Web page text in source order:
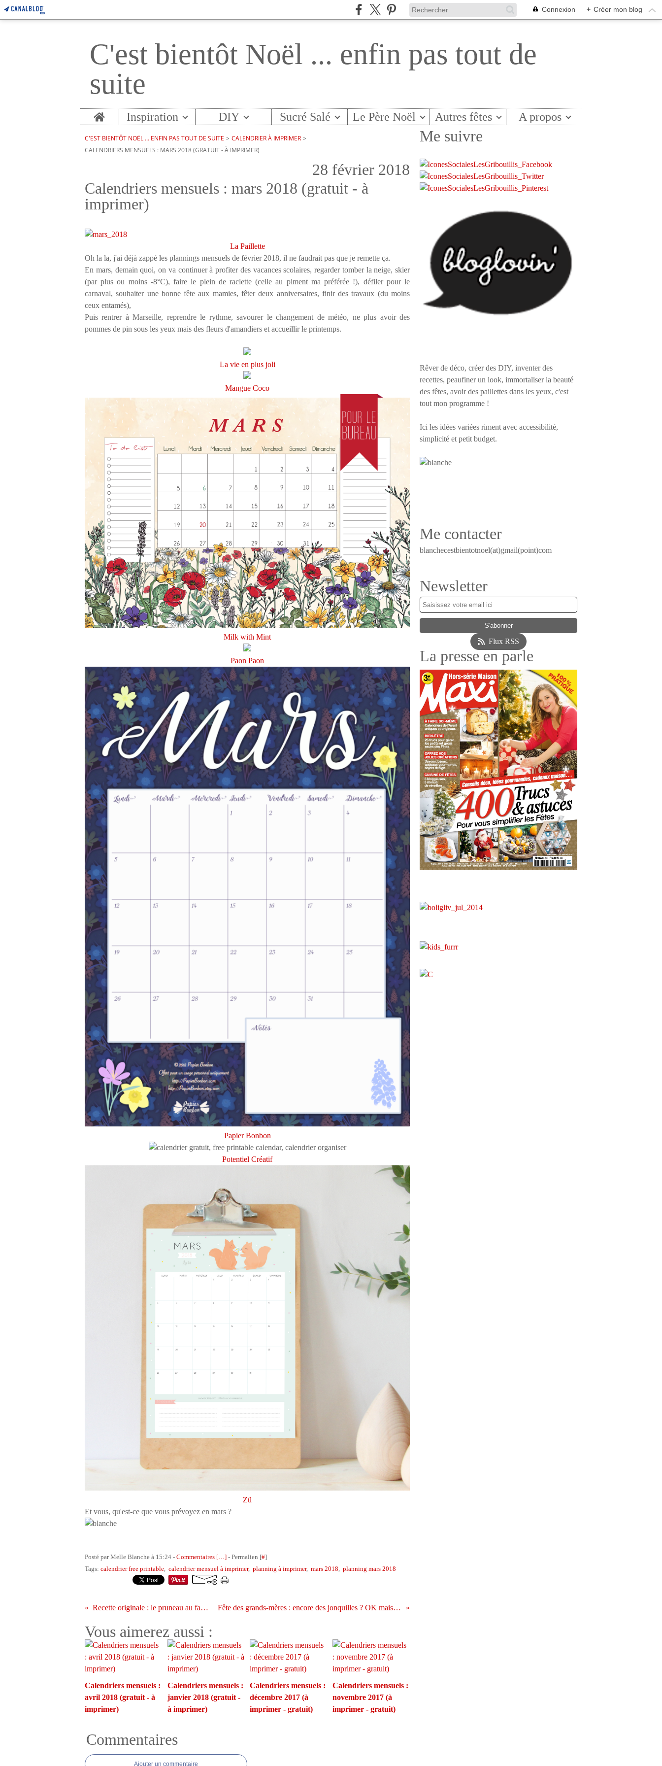
Connexion + Créer mon blog
C'est bientôt Noël ... enfin pas tout de
suite
Home Inspiration DIY Sucré Salé Le Père Noël Autres fêtes A propos
C'EST BIENTÔT NOËL ... ENFIN PAS TOUT DE SUITE > CALENDRIER À IMPRIMER >
CALENDRIERS MENSUELS : MARS 2018 (GRATUIT - À IMPRIMER)
28 février 2018
Calendriers mensuels : mars 2018 (gratuit - à
imprimer)
La Paillette
Oh la la, j'ai déjà zappé les plannings mensuels de février 2018, il ne faudrait pas que je remette ça.
En mars, demain quoi, on va continuer à profiter des vacances scolaires, regarder tomber la neige, skier
(par plus ou moins -8°C), faire le plein de raclette (celle au piment ma préférée !), défiler pour le
carnaval, souhaiter une bonne fête aux mamies, fêter deux anniversaires, finir des travaux (du moins
ceux entamés),
Puis rentrer à Marseille, reprendre le rythme, savourer le changement de météo, ne plus avoir des
pommes de pin sous les yeux mais des fleurs d'amandiers et accueillir le printemps.
La vie en plus joli
Mangue Coco
Milk with Mint
Paon Paon
Papier Bonbon
Potentiel Créatif
Zü
Et vous, qu'est-ce que vous prévoyez en mars ?
Posté par Melle Blanche à 15:24 - Commentaires […] - Permalien [#]
Tags: calendrier free printable, calendrier mensuel à imprimer, planning à imprimer, mars 2018, planning mars 2018
Recette originale : le pruneau au far (fruits déguisés) Fête des grands-mères : encore des jonquilles ? OK mais originales et DIY alors !
Vous aimerez aussi :
Calendriers mensuels :
avril 2018 (gratuit - à
imprimer)
Calendriers mensuels :
janvier 2018 (gratuit -
à imprimer)
Calendriers mensuels :
décembre 2017 (à
imprimer - gratuit)
Calendriers mensuels :
novembre 2017 (à
imprimer - gratuit)
Commentaires
Ajouter un commentaire
Me suivre
Rêver de déco, créer des DIY, inventer des
recettes, peaufiner un look, immortaliser la beauté
des fêtes, avoir des paillettes dans les yeux, c'est
tout mon programme !
Ici les idées variées riment avec accessibilité,
simplicité et petit budget.
Me contacter
blanchecestbientotnoel(at)gmail(point)com
Newsletter
Flux RSS
La presse en parle